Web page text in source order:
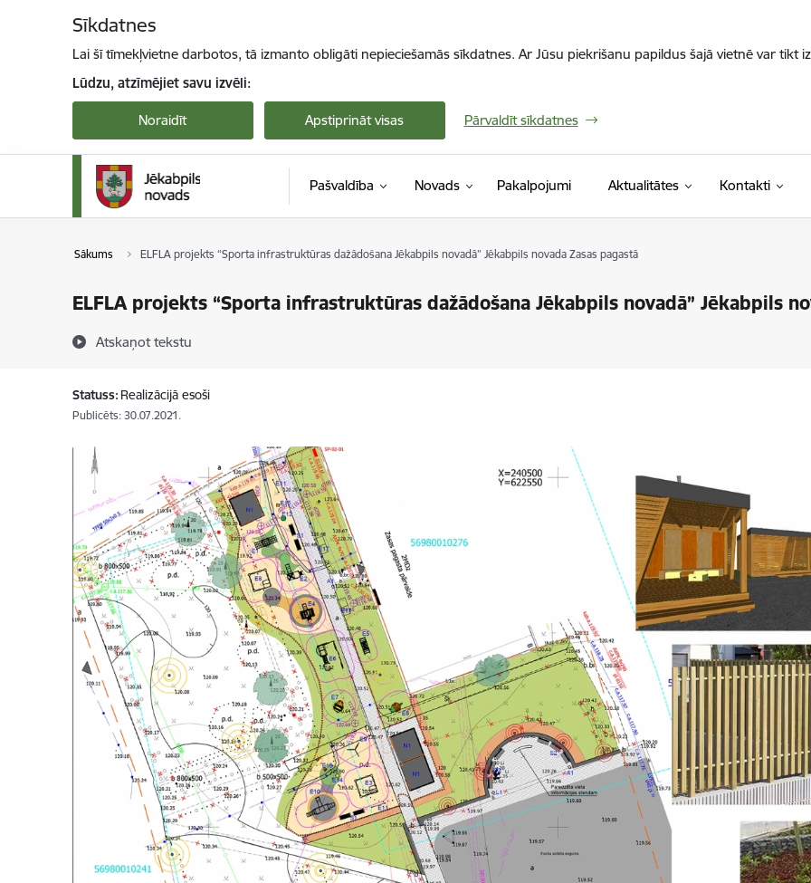
Sīkdatnes
Lai šī tīmekļvietne darbotos, tā izmanto obligāti nepieciešamās sīkdatnes. Ar Jūsu piekrišanu papildus šajā vietnē var tikt
Lūdzu, atzīmējiet savu izvēli:
Noraidīt Apstiprināt visas Pārvaldīt sīkdatnes
Pašvaldība Novads Pakalpojumi Aktualitātes Kontakti
Sākums ELFLA projekts “Sporta infrastruktūras dažādošana Jēkabpils novadā” Jēkabpils novada Zasas pagastā
ELFLA projekts “Sporta infrastruktūras dažādošana Jēkabpils novadā” Jēkabpils
Atskaņot tekstu
Statuss: Realizācijā esoši
Publicēts: 30.07.2021.